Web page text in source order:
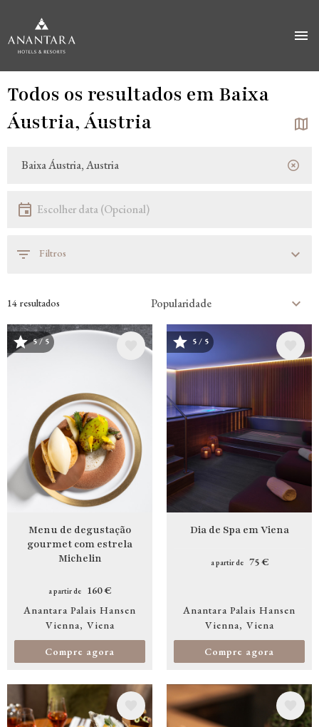
para
conteúdo
Todos os resultados em Baixa
Áustria, Áustria
Escolher data
Filtros
14 resultados
Imagem
5 / 5
Menu de degustação
gourmet com estrela
Michelin
a partir de
160 €
Anantara Palais Hansen
Vienna
Viena
Compre agora
Imagem
5 / 5
Dia de Spa em Viena
a partir de 75 €
Anantara Palais Hansen
Vienna
Viena
Compre agora
Imagem Imagem